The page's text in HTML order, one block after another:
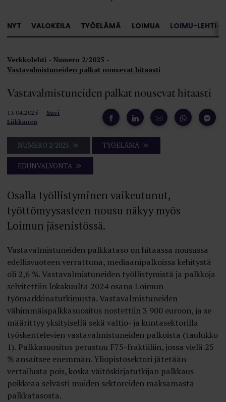
NYT VALOKEILA TYÖELÄMÄ LOIMUA LOIMU-LEHTI »
Verkkolehti
Numero 2/2025
Vastavalmistuneiden palkat nousevat hitaasti
Vastavalmistuneiden palkat nousevat hitaasti
13.04.2025
Suvi
Liikkanen
NUMERO 2/2025 TYÖELÄMÄ
EDUNVALVONTA
Osalla työllistyminen vaikeutunut,
työttömyysasteen nousu näkyy myös
Loimun jäsenistössä.
Vastavalmistuneiden palkkataso on hitaassa nousussa
edellisvuoteen verrattuna, mediaanipalkoissa kehitystä
oli 2,6 %. Vastavalmistuneiden työllistymistä ja palkkoja
selvitettiin lokakuulta 2024 osana Loimun
työmarkkinatutkimusta. Vastavalmistuneiden
vähimmäispalkkasuositus nostettiin 3 900 euroon, ja se
määrittyy yksityisellä sekä valtio- ja kuntasektorilla
työskentelevien vastavalmistuneiden palkoista (taulukko
1). Palkkasuositus perustuu F75-fraktiiliin, jossa vielä 25
% ansaitsee enemmän. Yliopistosektori jätetään
vertailusta pois, koska väitöskirjatutkijan palkkaus
poikkeaa selvästi muiden sektoreiden maksamasta
palkkatasosta.